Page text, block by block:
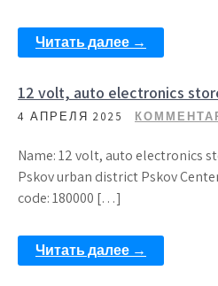
Читать далее →
12 volt, auto electronics
4 АПРЕЛЯ 2025
Name: 12 volt, auto electronics
Pskov urban district Pskov
code: 180000 […]
Читать далее →